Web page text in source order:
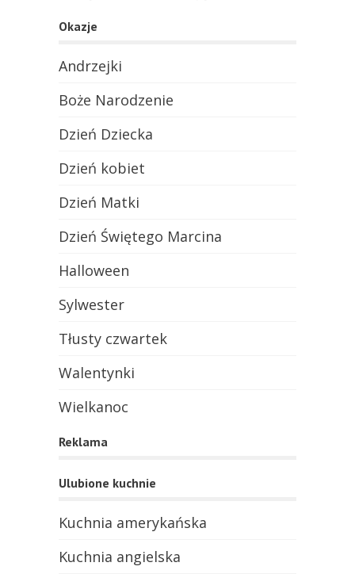
Okazje
Andrzejki
Boże Narodzenie
Dzień Dziecka
Dzień kobiet
Dzień Matki
Dzień Świętego Marcina
Halloween
Sylwester
Tłusty czwartek
Walentynki
Wielkanoc
Reklama
Ulubione kuchnie
Kuchnia amerykańska
Kuchnia angielska